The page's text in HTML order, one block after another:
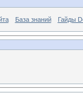
База знаний Гайды